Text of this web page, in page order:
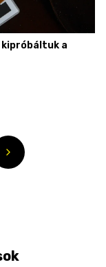
kipróbáltuk a